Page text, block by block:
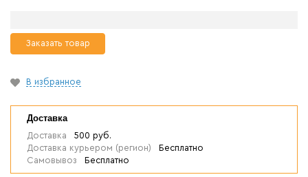
Заказать товар
В избранное
Доставка
Доставка
500 руб.
Доставка курьером (регион)
Бесплатно
Самовывоз
Бесплатно